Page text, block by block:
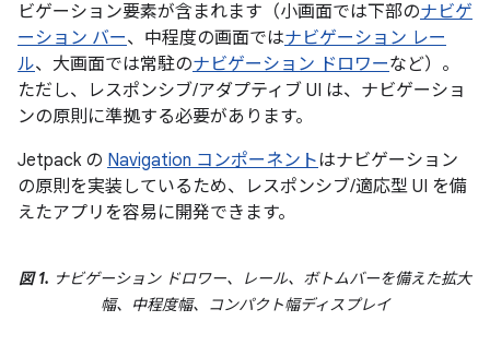
ビゲーション要素が含まれます（小画面では下部のナビゲ
ーション バー、中程度の画面ではナビゲーション レー
ル、大画面では常駐のナビゲーション ドロワーなど）。
ただし、レスポンシブ/アダプティブ UI は、ナビゲーショ
ンの原則に準拠する必要があります。
Jetpack の Navigation コンポーネントはナビゲーション
の原則を実装しているため、レスポンシブ/適応型 UI を備
えたアプリを容易に開発できます。
図 1. ナビゲーション ドロワー、レール、ボトムバーを備えた拡大
幅、中程度幅、コンパクト幅ディスプレイ